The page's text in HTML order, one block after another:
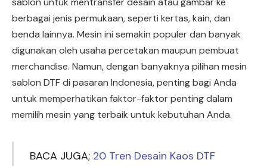
berbagai jenis permukaan, seperti kertas, kain, dan
benda lainnya. Mesin ini semakin populer dan banyak
digunakan oleh usaha percetakan maupun pembuat
merchandise. Namun, dengan banyaknya pilihan mesin
sablon DTF di pasaran Indonesia, penting bagi Anda
untuk memperhatikan faktor-faktor penting dalam
memilih mesin yang terbaik untuk kebutuhan Anda.
BACA JUGA; 20 Tren Desain Kaos DTF